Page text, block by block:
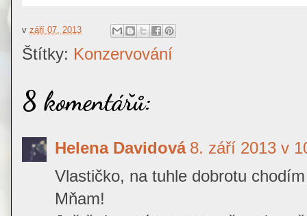
v září 07, 2013
Štítky: Konzervování
8 komentářů:
Helena Davidová 8. září 2013 v
Vlastičko, na tuhle dobrotu
Mňam!